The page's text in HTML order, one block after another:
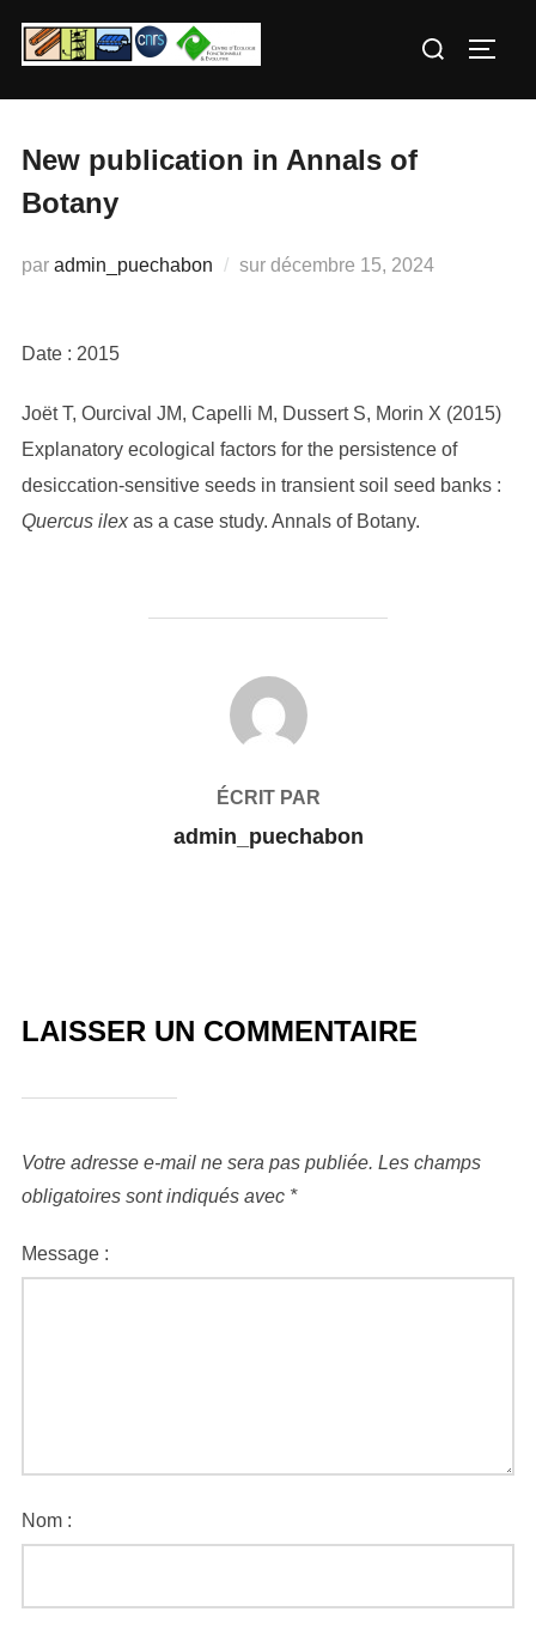
Rechercher :
New publication in Annals of
Botany
par admin_puechabon sur Publié
décembre 15, 2024
Date : 2015
Joët T, Ourcival JM, Capelli M, Dussert S, Morin X (2015)
Explanatory ecological factors for the persistence of
desiccation-sensitive seeds in transient soil seed banks :
Quercus ilexas a case study. Annals of Botany.
AUTEUR DE LA PUBLICATION
ÉCRIT PAR
admin_puechabon
LAISSER UN COMMENTAIRE
Votre adresse e-mail ne sera pas publiée. Les champs
obligatoires sont indiqués avec *
Message :
Nom :